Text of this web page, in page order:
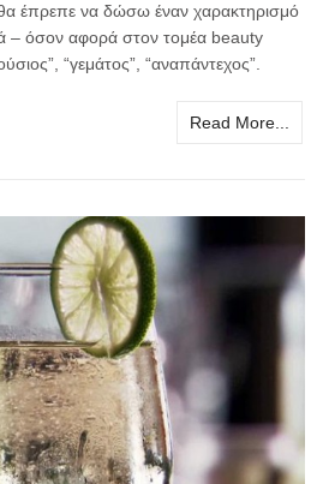
έπρεπε να δώσω έναν χαρακτηρισμό
– όσον αφορά στον τομέα beauty
“γεμάτος”, “αναπάντεχος”.
Read More...